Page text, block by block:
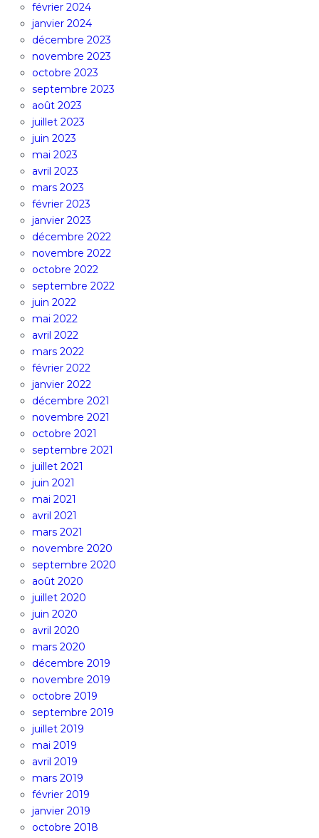
février 2024
janvier 2024
décembre 2023
novembre 2023
octobre 2023
septembre 2023
août 2023
juillet 2023
juin 2023
mai 2023
avril 2023
mars 2023
février 2023
janvier 2023
décembre 2022
novembre 2022
octobre 2022
septembre 2022
juin 2022
mai 2022
avril 2022
mars 2022
février 2022
janvier 2022
décembre 2021
novembre 2021
octobre 2021
septembre 2021
juillet 2021
juin 2021
mai 2021
avril 2021
mars 2021
novembre 2020
septembre 2020
août 2020
juillet 2020
juin 2020
avril 2020
mars 2020
décembre 2019
novembre 2019
octobre 2019
septembre 2019
juillet 2019
mai 2019
avril 2019
mars 2019
février 2019
janvier 2019
octobre 2018